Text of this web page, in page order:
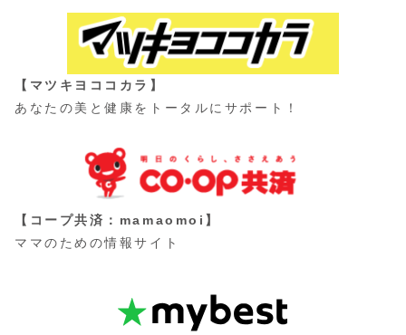
【マツキヨココカラ】
あなたの美と健康をトータルにサポート！
【コープ共済：mamaomoi】
ママのための情報サイト